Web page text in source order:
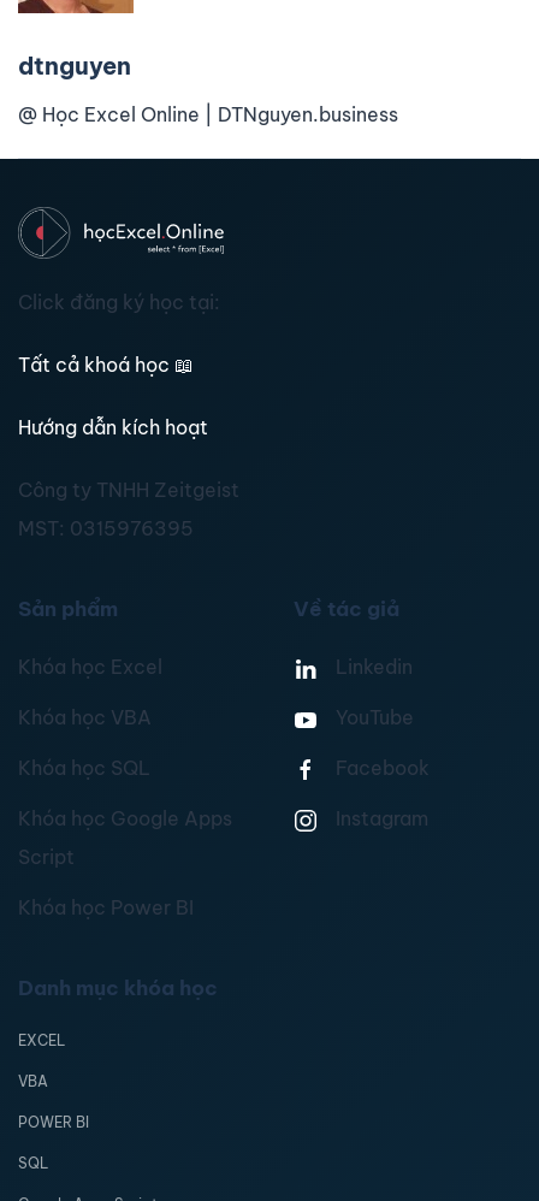
dtnguyen
@ Học Excel Online | DTNguyen.business
Click đăng ký học tại:
Tất cả khoá học 📖
Hướng dẫn kích hoạt
Công ty TNHH Zeitgeist
MST: 0315976395
Sản phẩm
Khóa học Excel
Khóa học VBA
Khóa học SQL
Khóa học Google Apps
Script
Khóa học Power BI
Về tác giả
Linkedin
YouTube
Facebook
Instagram
Danh mục khóa học
EXCEL
VBA
POWER BI
SQL